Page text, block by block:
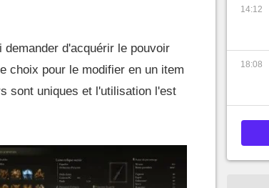
d'acquérir le pouvoir
choix pour le modifier en un item
sont uniques et l'utilisation l'est
14:12
18:08